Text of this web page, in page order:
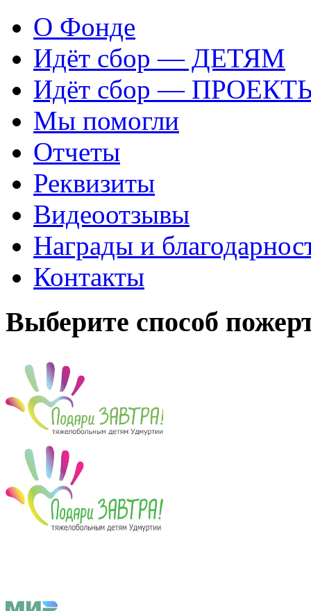
О Фонде
Идёт сбор — ДЕТЯМ
Идёт сбор —
Мы помогли
Отчеты
Реквизиты
Видеоотзывы
Награды и
Контакты
Выберите способ